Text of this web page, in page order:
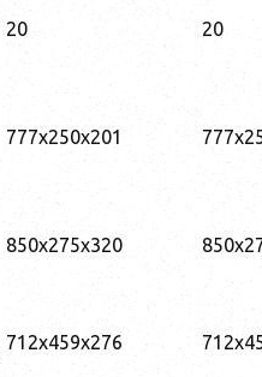
20 20
777x250x201
850x275x320
712x459x276